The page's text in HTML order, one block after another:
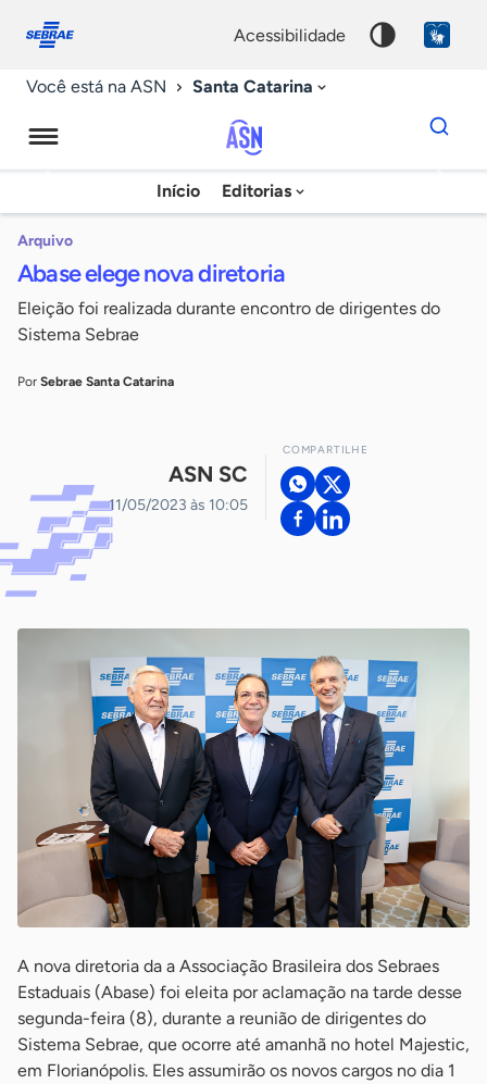
conosco
acessibilidade
Você está na ASN Santa Catarina
Agência
Sebrae
Notícias
Início Editorias
Dados
para
chave
Arquivo
Abase elege nova diretoria
Eleição foi realizada durante encontro de dirigentes do
Sistema Sebrae
Por Sebrae Santa Catarina
ASN SC
11/05/2023 às 10:05
COMPARTILHE
A nova diretoria da a Associação Brasileira dos Sebraes
Estaduais (Abase) foi eleita por aclamação na tarde desse
segunda-feira (8), durante a reunião de dirigentes do
Sistema Sebrae, que ocorre até amanhã no hotel Majestic,
em Florianópolis. Eles assumirão os novos cargos no dia 1